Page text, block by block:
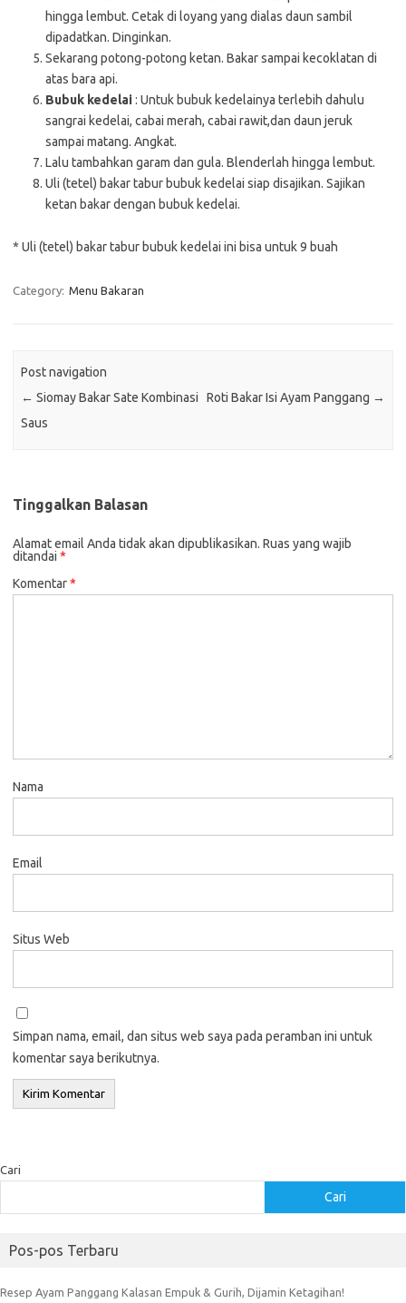
hingga lembut. Cetak di loyang yang dialas daun sambil
dipadatkan. Dinginkan.
Sekarang potong-potong ketan. Bakar sampai kecoklatan di
atas bara api.
Bubuk kedelai: Untuk bubuk kedelainya terlebih dahulu
sangrai kedelai, cabai merah, cabai rawit,dan daun jeruk
sampai matang. Angkat.
Lalu tambahkan garam dan gula. Blenderlah hingga lembut.
Uli (tetel) bakar tabur bubuk kedelai siap disajikan. Sajikan
ketan bakar dengan bubuk kedelai.
* Uli (tetel) bakar tabur bubuk kedelai ini bisa untuk 9 buah
Category: Menu Bakaran
Post navigation
← Siomay Bakar Sate Kombinasi
Saus
Roti Bakar Isi Ayam Panggang →
Tinggalkan Balasan
Alamat email Anda tidak akan dipublikasikan. Ruas yang wajib
ditandai *
Komentar*
Nama
Email
Situs Web
Simpan nama, email, dan situs web saya pada peramban ini untuk
komentar saya berikutnya.
Cari
Cari
Pos-pos Terbaru
Resep Ayam Panggang Kalasan Empuk & Gurih, Dijamin Ketagihan!